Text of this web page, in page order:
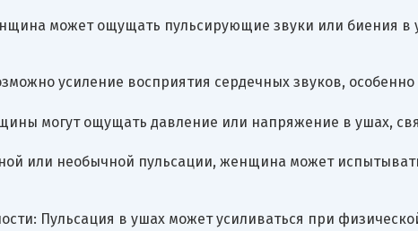
может ощущать пульсирующие звуки или биения в
усиление восприятия сердечных звуков,
могут ощущать давление или напряжение в ушах,
или необычной пульсации, женщина может
Пульсация в ушах может усиливаться при